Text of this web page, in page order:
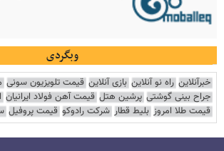
وبگردی
خبرآنلاین راه نو آنلاین بازی آنلاین قیمت تلویزیون سونی
جراح بینی گوشتی پرشین هتل قیمت آهن فولاد ایرانیان
قیمت طلا امروز بلیط قطار شرکت رادوکو قیمت پروفیل